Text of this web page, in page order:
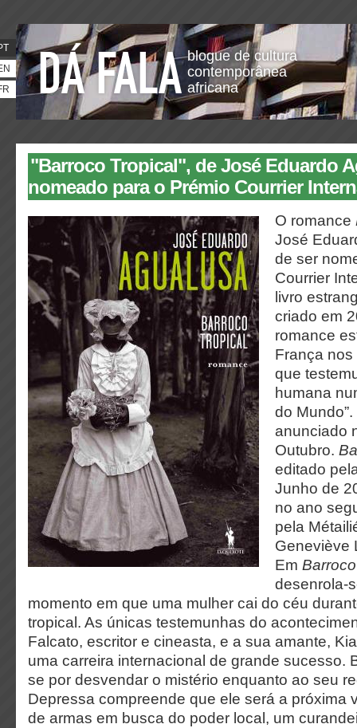
blogue de cultura
contemporânea
africana
"Barroco Tropical", de José Eduardo
nomeado para o Prémio Courrier
O romance
José
de ser
Courrier
livro
criado em
romance
França
que
humana
do
anunciado
Outubro.
editado
Junho de
no ano
pela
Geneviève
Em
desenrola-
momento em que uma mulher cai do céu
tropical. As únicas testemunhas do
Falcato, escritor e cineasta, e a sua amante,
uma carreira internacional de grande sucesso.
se por desvendar o mistério enquanto ao seu
Depressa compreende que ele será a próxima
de armas em busca do poder local, um